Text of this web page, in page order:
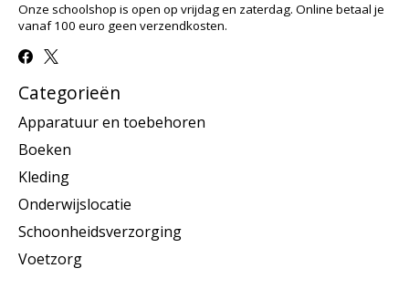
Onze schoolshop is open op vrijdag en zaterdag. Online betaal je
vanaf 100 euro geen verzendkosten.
Categorieën
Apparatuur en toebehoren
Boeken
Kleding
Onderwijslocatie
Schoonheidsverzorging
Voetzorg